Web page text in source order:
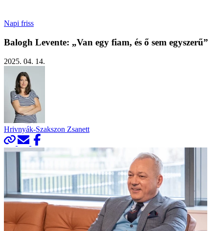
Napi friss
Balogh Levente: „Van egy fiam, és ő sem egyszerű”
2025. 04. 14.
Hrivnyák-Szakszon Zsanett